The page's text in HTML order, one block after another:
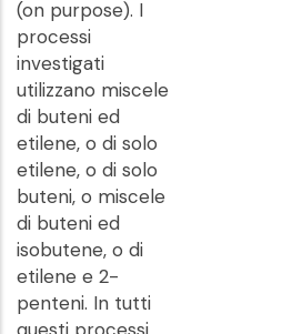
(on purpose). I
processi
investigati
utilizzano miscele
di buteni ed
etilene, o di solo
etilene, o di solo
buteni, o miscele
di buteni ed
isobutene, o di
etilene e 2-
penteni. In tutti